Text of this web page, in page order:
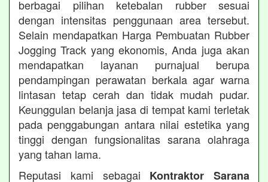
berbagai pilihan ketebalan rubber sesuai
dengan intensitas penggunaan area tersebut.
Selain mendapatkan Harga Pembuatan Rubber
Jogging Track yang ekonomis, Anda juga akan
mendapatkan layanan purnajual berupa
pendampingan perawatan berkala agar warna
lintasan tetap cerah dan tidak mudah pudar.
Keunggulan belanja jasa di tempat kami terletak
pada penggabungan antara nilai estetika yang
tinggi dengan fungsionalitas sarana olahraga
yang tahan lama.
Reputasi kami sebagai Kontraktor Sarana